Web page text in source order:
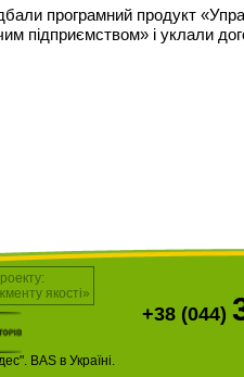
програмний продукт
підприємством» і уклали
якості»
BAS в Україні.
+38 (044)